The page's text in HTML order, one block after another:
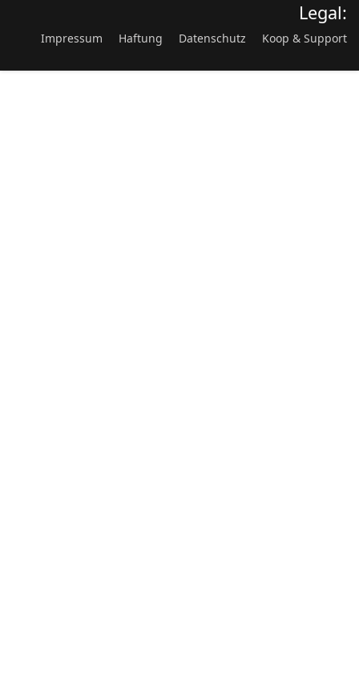
Legal:
Impressum Haftung Datenschutz Koop & Support